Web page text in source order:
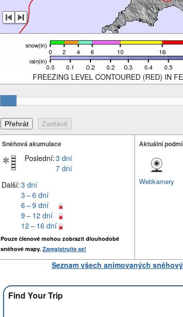
FREEZING LEVEL CONTOURED (RED) IN
Sněhová akumulace
Poslední:3 dní
7 dní
Další:3 dní
3 – 6 dní
6 – 9 dní
9 – 12 dní
12 – 16 dní
Pouze členové mohou zobrazit dlouhodobé
sněhové mapy. Zaregistrujte se!
Aktuální
Webkamery
Seznam všech animovaných
Find Your Trip